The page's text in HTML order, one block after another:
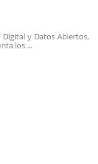
Digital y Datos Abiertos,
los ...